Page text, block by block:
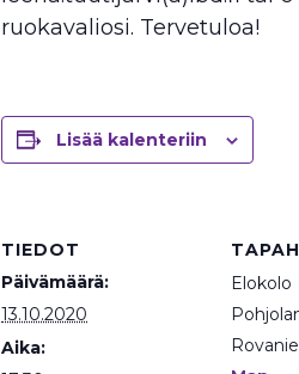
ruokavaliosi. Tervetuloa!
Lisää kalenteriin
TIEDOT
Päivämäärä:
13.10.2020
Aika:
Elokolo